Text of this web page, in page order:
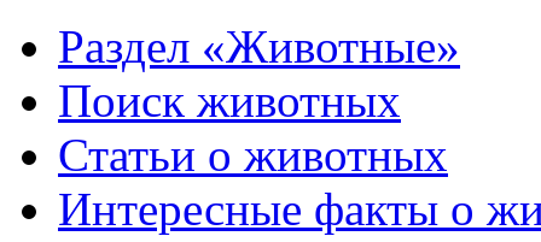
Раздел «Животные»
Поиск животных
Статьи о животных
Интересные факты о